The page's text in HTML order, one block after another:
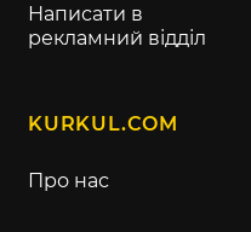
Написати в
рекламний відділ
KURKUL.COM
Про нас